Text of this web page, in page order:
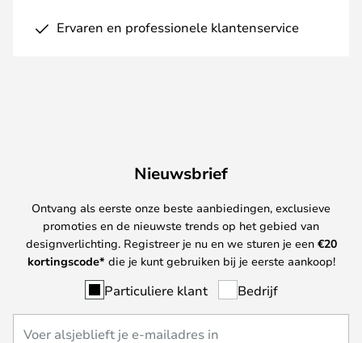
Ervaren en professionele klantenservice
Nieuwsbrief
Ontvang als eerste onze beste aanbiedingen, exclusieve
promoties en de nieuwste trends op het gebied van
designverlichting. Registreer je nu en we sturen je een €20
kortingscode* die je kunt gebruiken bij je eerste aankoop!
Particuliere klant Bedrijf